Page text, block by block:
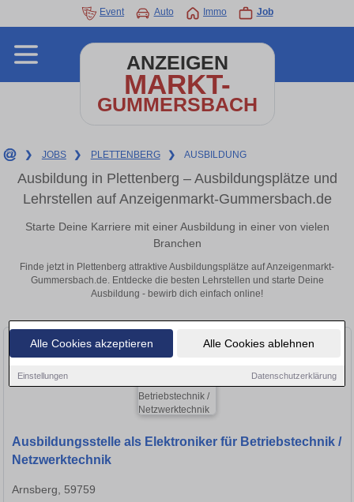
Alle Cookies akzeptieren Alle Cookies ablehnen
Einstellungen Datenschutzerklärung
Event Auto Immo Job
ANZEIGEN
MARKT-
GUMMERSBACH
❯ JOBS ❯ PLETTENBERG ❯ AUSBILDUNG
Ausbildung in Plettenberg – Ausbildungsplätze und
Lehrstellen auf Anzeigenmarkt-Gummersbach.de
Starte Deine Karriere mit einer Ausbildung in einer von vielen
Branchen
Finde jetzt in Plettenberg attraktive Ausbildungsplätze auf Anzeigenmarkt-
Gummersbach.de. Entdecke die besten Lehrstellen und starte Deine
Ausbildung - bewirb dich einfach online!
Ausbildungsstelle als Elektroniker für Betriebstechnik /
Netzwerktechnik
Arnsberg, 59759